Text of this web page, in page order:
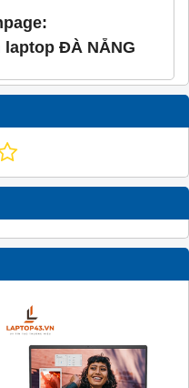
laptop ĐÀ NẴNG